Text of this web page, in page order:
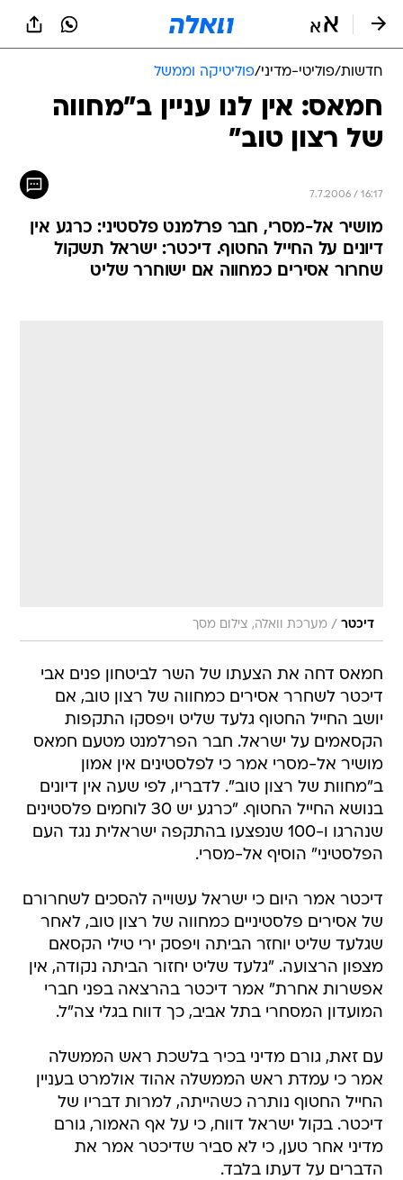
חדשות/פוליטי-מדיני/פוליטיקה וממשל
חמאס: אין לנו עניין ב"מחווה
של רצון טוב"
7.7.2006 / 16:17
מושיר אל-מסרי, חבר פרלמנט פלסטיני: כרגע אין
דיונים על החייל החטוף. דיכטר: ישראל תשקול
שחרור אסירים כמחווה אם ישוחרר שליט
דיכטר / מערכת וואלה, צילום מסך
חמאס דחה את הצעתו של השר לביטחון פנים אבי
דיכטר לשחרר אסירים כמחווה של רצון טוב, אם
יושב החייל החטוף גלעד שליט ויפסקו התקפות
הקסאמים על ישראל. חבר הפרלמנט מטעם חמאס
מושיר אל-מסרי אמר כי לפלסטינים אין אמון
ב"מחוות של רצון טוב". לדבריו, לפי שעה אין דיונים
בנושא החייל החטוף. "כרגע יש 30 לוחמים פלסטינים
שנהרגו ו-100 שנפצעו בהתקפה ישראלית נגד העם
הפלסטיני" הוסיף אל-מסרי.
דיכטר אמר היום כי ישראל עשוייה להסכים לשחרורם
של אסירים פלסטיניים כמחווה של רצון טוב, לאחר
שגלעד שליט יוחזר הביתה ויפסק ירי טילי הקסאם
מצפון הרצועה. "גלעד שליט יחזור הביתה נקודה, אין
אפשרות אחרת" אמר דיכטר בהרצאה בפני חברי
המועדון המסחרי בתל אביב, כך דווח בגלי צה"ל.
עם זאת, גורם מדיני בכיר בלשכת ראש הממשלה
אמר כי עמדת ראש הממשלה אהוד אולמרט בעניין
החייל החטוף נותרה כשהייתה, למרות דבריו של
דיכטר. בקול ישראל דווח, כי על אף האמור, גורם
מדיני אחר טען, כי לא סביר שדיכטר אמר את
הדברים על דעתו בלבד.